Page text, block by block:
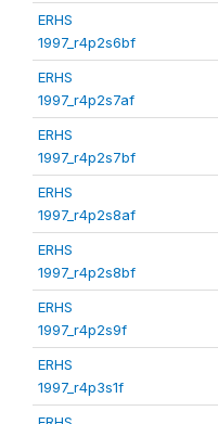
ERHS
1997_r4p2s6bf
ERHS
1997_r4p2s7af
ERHS
1997_r4p2s7bf
ERHS
1997_r4p2s8af
ERHS
1997_r4p2s8bf
ERHS
1997_r4p2s9f
ERHS
1997_r4p3s1f